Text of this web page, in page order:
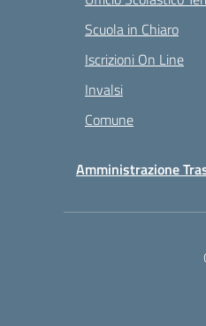
Scuola in Chiaro
Iscrizioni On Line
Invalsi
Comune
Amministrazione